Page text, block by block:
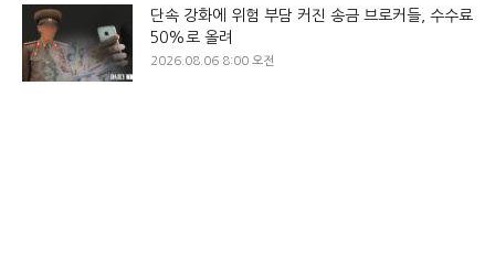
단속 강화에 위험 부담 커진 송금 브로커들, 수수료
50%로 올려
2026.08.06 8:00 오전